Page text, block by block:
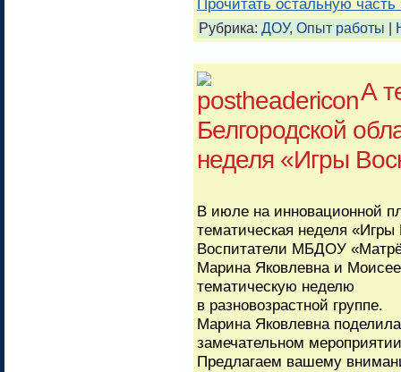
Рубрика: ДОУ, Опыт работы
А
Белгородской
неделя «Игры
В июле на инновационной
тематическая неделя «Игры
Воспитатели МБДОУ
Марина Яковлевна и
тематическую неделю
в разновозрастной группе.
Марина Яковлевна
замечательном
Предлагаем вашему